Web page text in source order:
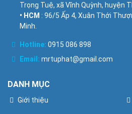
Trọng Tuệ, xã Vĩnh Quỳnh, huyện
• HCM : 96/5 Ấp 4, Xuân Thới
Minh.
Hotline: 0915 086 898
Email: mrtuphat@gmail.com
DANH MỤC
Giới thiệu